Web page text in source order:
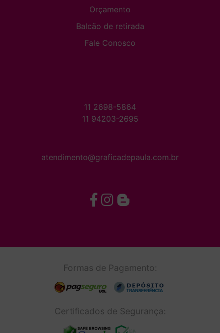
Orçamento
Balcão de retirada
Fale Conosco
11 2698-5864
11 94203-2695
atendimento@graficadepaula.com.br
Formas de Pagamento:
Certificados de Segurança: